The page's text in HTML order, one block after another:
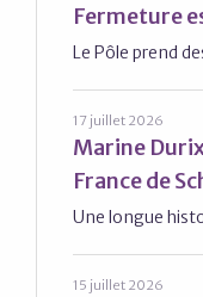
Fermeture
Le Pôle prend
17 juillet 2026
Marine
France de
Une longue
15 juillet 2026